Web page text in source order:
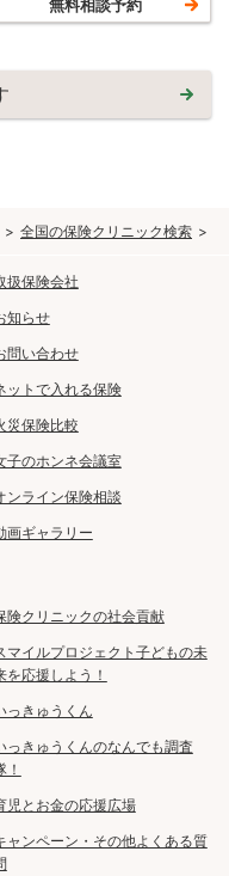
全国の保険クリニック検索
無料相談予約
扱保険会社
知らせ
問い合わせ
ットで入れる保険
災保険比較
子のホンネ会議室
ンライン保険相談
画ギャラリー
険クリニックの社会貢献
マイルプロジェクト子どもの未
を応援しよう！
っきゅうくん
っきゅうくんのなんでも調査
！
児とお金の応援広場
ャンペーン・その他よくある質